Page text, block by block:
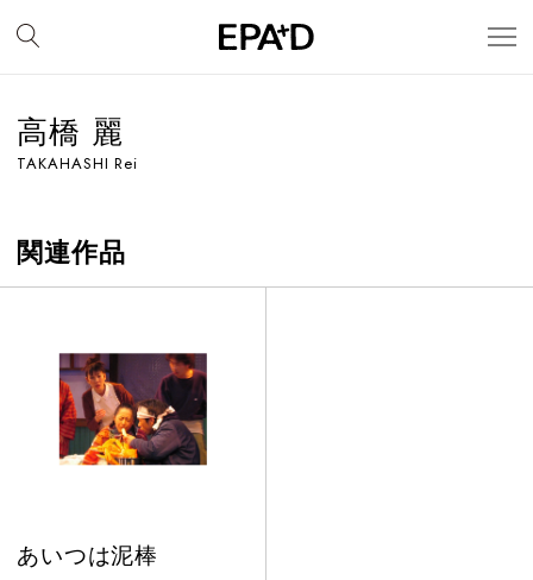
高橋 麗
TAKAHASHI Rei
関連作品
あいつは泥棒